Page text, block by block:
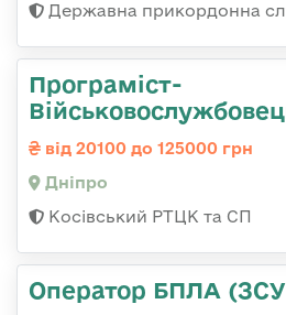
Державна прикордонна
Програміст-
від 20100 до 125000 грн
Дніпро
Косівський РТЦК та СП
Оператор БПЛА